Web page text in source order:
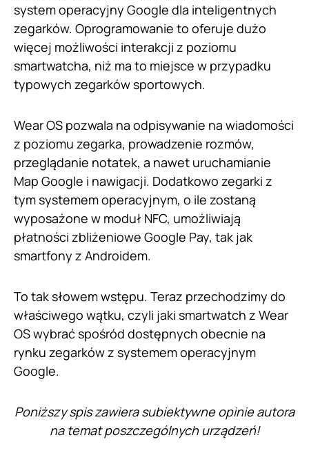
system operacyjny Google dla inteligentnych
zegarków. Oprogramowanie to oferuje dużo
więcej możliwości interakcji z poziomu
smartwatcha, niż ma to miejsce w przypadku
typowych zegarków sportowych.
Wear OS pozwala na odpisywanie na wiadomości
z poziomu zegarka, prowadzenie rozmów,
przeglądanie notatek, a nawet uruchamianie
Map Google i nawigacji. Dodatkowo zegarki z
tym systemem operacyjnym, o ile zostaną
wyposażone w moduł NFC, umożliwiają
płatności zbliżeniowe Google Pay, tak jak
smartfony z Androidem.
To tak słowem wstępu. Teraz przechodzimy do
właściwego wątku, czyli jaki smartwatch z Wear
OS wybrać spośród dostępnych obecnie na
rynku zegarków z systemem operacyjnym
Google.
Poniższy spis zawiera subiektywne opinie autora
na temat poszczególnych urządzeń!